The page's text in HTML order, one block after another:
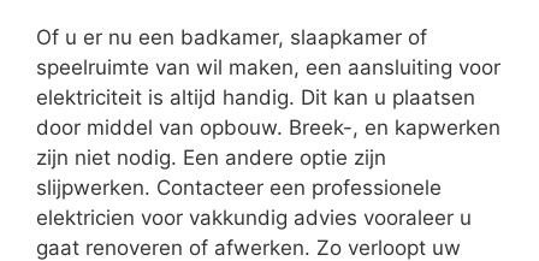
Of u er nu een badkamer, slaapkamer of
speelruimte van wil maken, een aansluiting voor
elektriciteit is altijd handig. Dit kan u plaatsen
door middel van opbouw. Breek-, en kapwerken
zijn niet nodig. Een andere optie zijn
slijpwerken. Contacteer een professionele
elektricien voor vakkundig advies vooraleer u
gaat renoveren of afwerken. Zo verloopt uw